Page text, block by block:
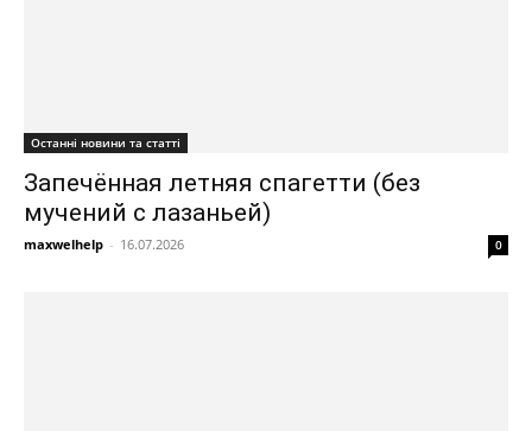
Останні новини та статті
Запечённая летняя спагетти (без
мучений с лазаньей)
maxwelhelp - 16.07.2026 0